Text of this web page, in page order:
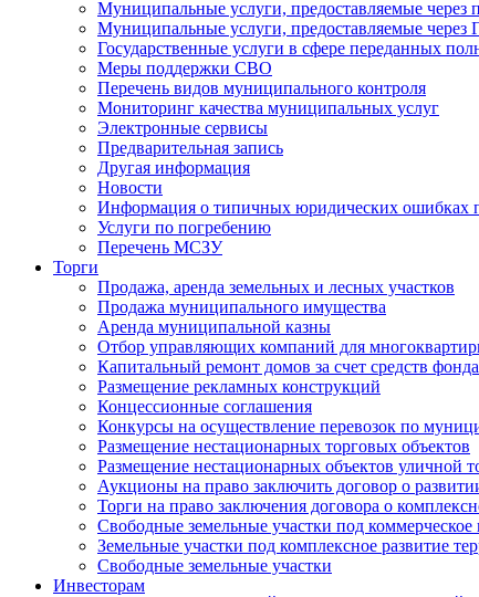
Муниципальные услуги, предоставляемые через
Муниципальные услуги, предоставляемые
Государственные услуги в сфере переданных
Меры поддержки СВО
Перечень видов муниципального контроля
Мониторинг качества муниципальных услуг
Электронные сервисы
Предварительная запись
Другая информация
Новости
Информация о типичных юридических ошибках
Услуги по погребению
Перечень МСЗУ
Торги
Продажа, аренда земельных и лесных участков
Продажа муниципального имущества
Аренда муниципальной казны
Отбор управляющих компаний для
Капитальный ремонт домов за счет средств
Размещение рекламных конструкций
Концессионные соглашения
Конкурсы на осуществление перевозок по
Размещение нестационарных торговых объектов
Размещение нестационарных объектов уличной
Аукционы на право заключить договор о
Торги на право заключения договора о
Свободные земельные участки под коммерческое
Земельные участки под комплексное развитие
Свободные земельные участки
Инвесторам